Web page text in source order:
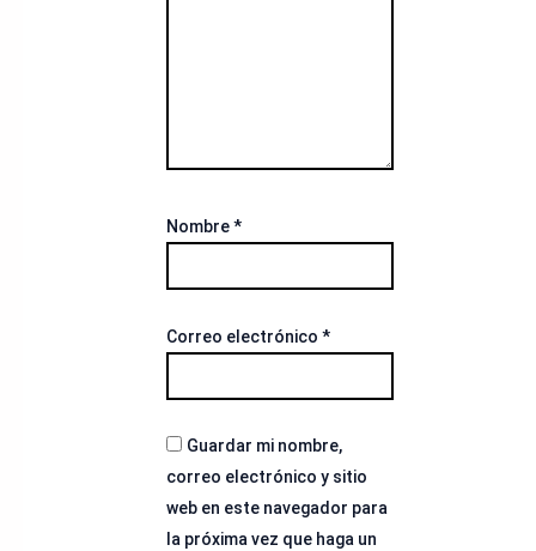
Nombre*
Correo electrónico *
Guardar mi nombre,
correo electrónico y sitio
web en este navegador para
la próxima vez que haga un